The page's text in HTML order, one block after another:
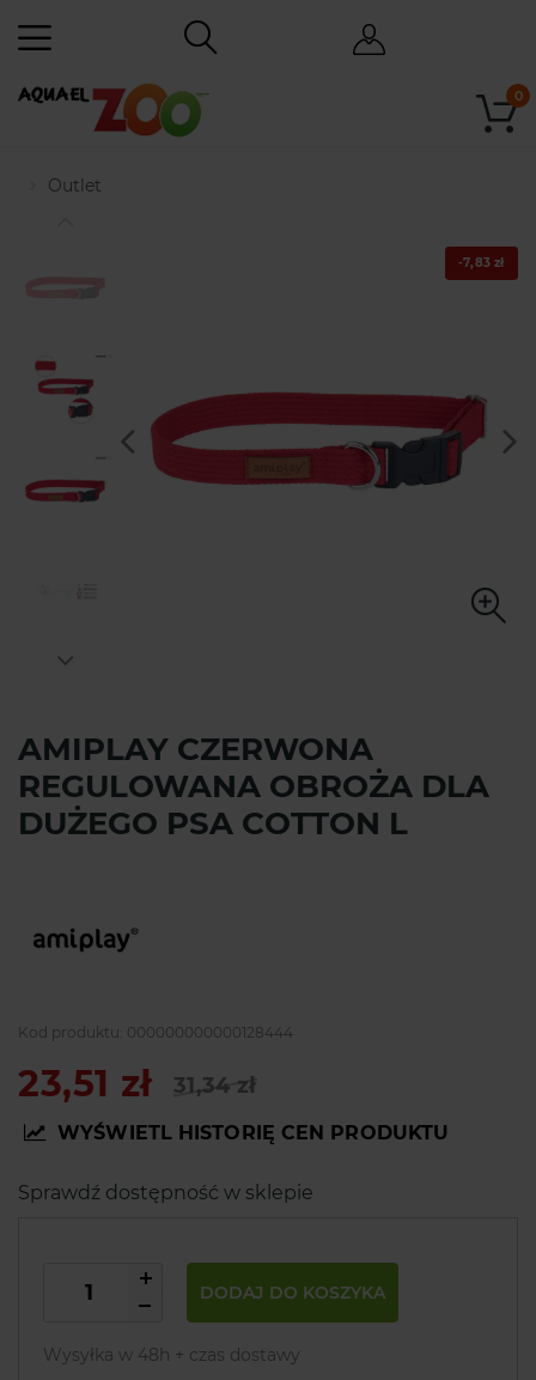
0
Outlet
-7,83 zł
AMIPLAY CZERWONA
REGULOWANA OBROŻA DLA
DUŻEGO PSA COTTON L
Kod produktu: 000000000000128444
23,51 zł 31,34 zł
WYŚWIETL HISTORIĘ CEN PRODUKTU
Sprawdź dostępność w sklepie
DODAJ DO KOSZYKA
Wysyłka w 48h + czas dostawy